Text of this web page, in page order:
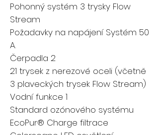
Pohonný systém 3 trysky Flow
Stream
Požadavky na napájení Systém 50
A.
Čerpadla 2
21 trysek z nerezové oceli (včetně
3 plaveckých trysek Flow Stream)
Vodní funkce 1
Standard ozónového systému
EcoPur® Charge filtrace